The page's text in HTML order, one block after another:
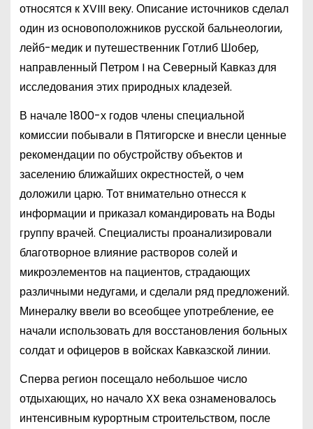
относятся к XVIII веку. Описание источников сделал
один из основоположников русской бальнеологии,
лейб-медик и путешественник Готлиб Шобер,
направленный Петром I на Северный Кавказ для
исследования этих природных кладезей.
В начале 1800-х годов члены специальной
комиссии побывали в Пятигорске и внесли ценные
рекомендации по обустройству объектов и
заселению ближайших окрестностей, о чем
доложили царю. Тот внимательно отнесся к
информации и приказал командировать на Воды
группу врачей. Специалисты проанализировали
благотворное влияние растворов солей и
микроэлементов на пациентов, страдающих
различными недугами, и сделали ряд предложений.
Минералку ввели во всеобщее употребление, ее
начали использовать для восстановления больных
солдат и офицеров в войсках Кавказской линии.
Сперва регион посещало небольшое число
отдыхающих, но начало XX века ознаменовалось
интенсивным курортным строительством, после